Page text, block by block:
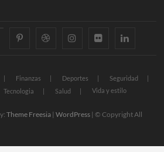
pinterestdribbble instagramflickr linkedin
Finanzas Deportes
Seguridad
Tecnologia Salud Vida y estilo
Theme Freesia |WordPress | © Copyright All